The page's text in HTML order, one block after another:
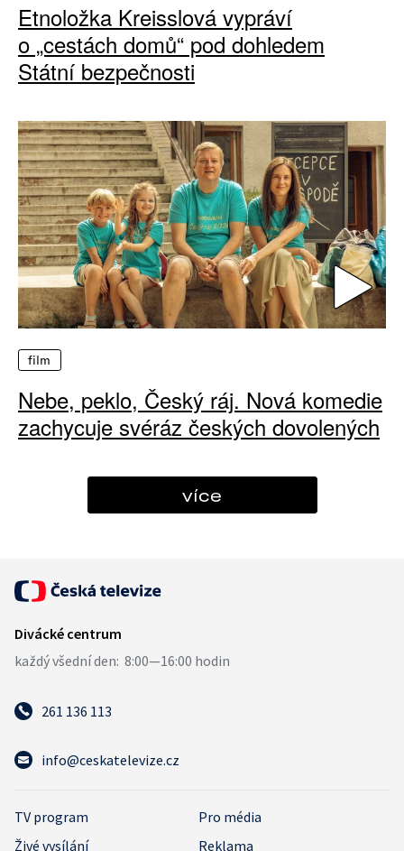
Etnoložka Kreisslová vypráví
o „cestách domů“ pod dohledem
Státní bezpečnosti
film
Nebe, peklo, Český ráj. Nová komedie
zachycuje svéráz českých dovolených
více
261 136 113
info@ceskatelevize.cz
TV program
Pro média
Živé vysílání
Reklama